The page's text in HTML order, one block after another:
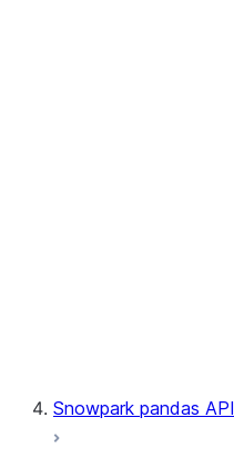
Snowpark pandas API